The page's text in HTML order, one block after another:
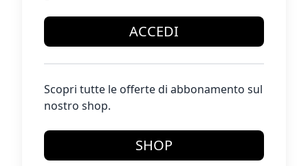
ACCEDI
Scopri tutte le offerte di abbonamento sul
nostro shop.
SHOP